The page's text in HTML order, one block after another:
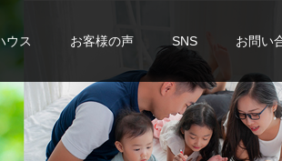
ウス お客様の声 SNS お問い